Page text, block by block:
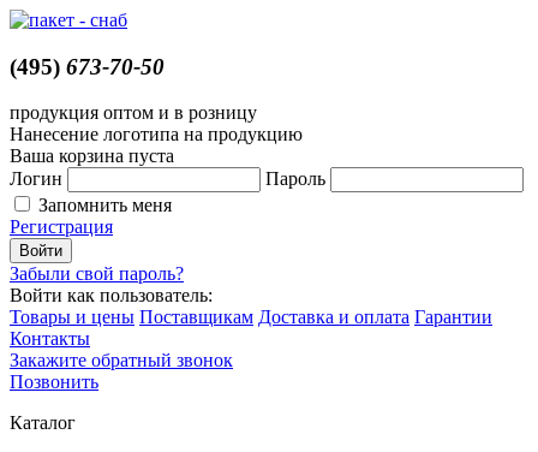
(495) 673-70-50
продукция оптом и в розницу
Нанесение логотипа на продукцию
Ваша корзина пуста
Логин
Пароль
Запомнить меня
Регистрация
Забыли свой пароль?
Войти как пользователь:
Товары и цены Поставщикам Доставка и оплата Гарантии
Контакты
Закажите обратный звонок
Позвонить
Каталог